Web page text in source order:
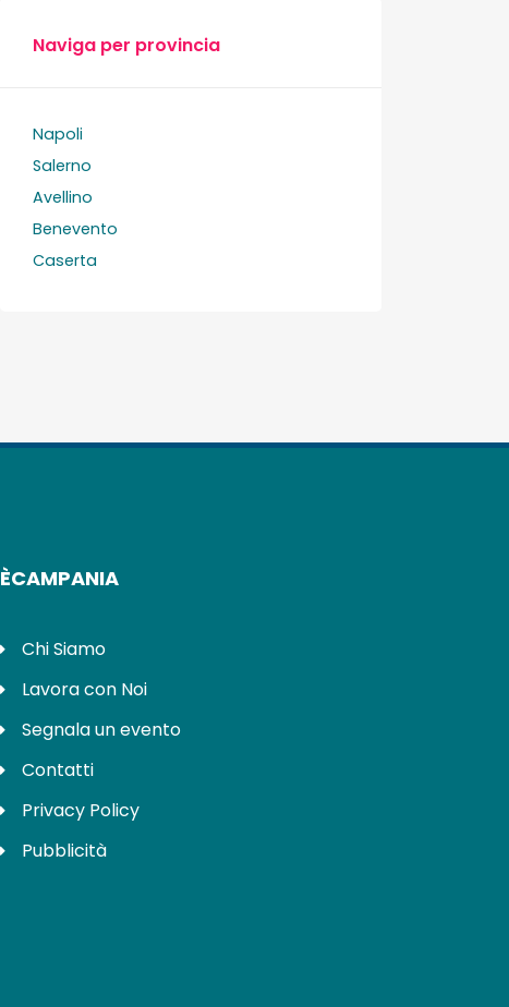
Naviga per provincia
Napoli
Salerno
Avellino
Benevento
Caserta
ÈCAMPANIA
Chi Siamo
Lavora con Noi
Segnala un evento
Contatti
Privacy Policy
Pubblicità